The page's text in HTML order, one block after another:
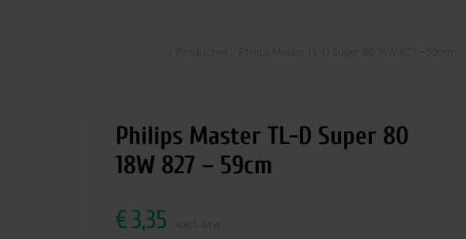
Philips Master TL-D Super 80
18W 827 – 59cm
€3,35